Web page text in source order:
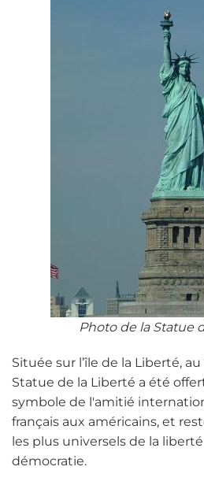
Photo de la Statue
Située sur l’île de la Liberté,
Statue de la Liberté a été
symbole de l'amitié
français aux américains, et
les plus universels de la
démocratie.